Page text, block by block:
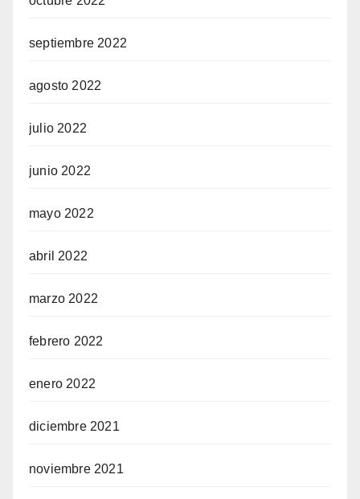
septiembre 2022
agosto 2022
julio 2022
junio 2022
mayo 2022
abril 2022
marzo 2022
febrero 2022
enero 2022
diciembre 2021
noviembre 2021